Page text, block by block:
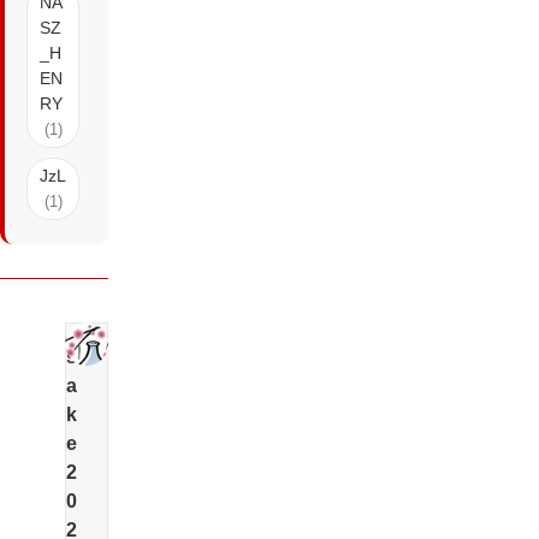
SZ
_H
EN
RY
(1)
JzL
(1)
s
a
k
e
2
0
2